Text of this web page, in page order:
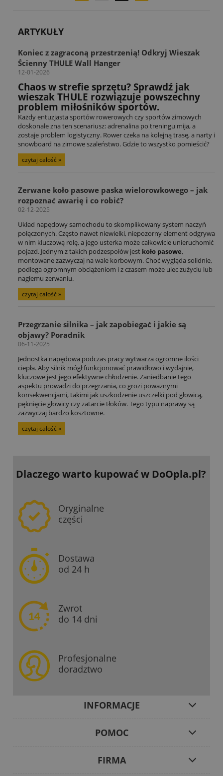
ARTYKUŁY
Koniec z zagraconą przestrzenią! Odkryj Wieszak
Ścienny THULE Wall Hanger
12-01-2026
Chaos w strefie sprzętu? Sprawdź jak
wieszak THULE rozwiązuje powszechny
problem miłośników sportów.
Każdy entuzjasta sportów rowerowych czy sportów zimowych
doskonale zna ten scenariusz: adrenalina po treningu mija, a
zostaje problem logistyczny. Rower czeka na kolejną trasę, a narty i
snowboard na zimowe szaleństwo. Gdzie to wszystko pomieścić?
czytaj całość »
Zerwane koło pasowe paska wielorowkowego – jak
rozpoznać awarię i co robić?
02-12-2025
Układ napędowy samochodu to skomplikowany system naczyń
połączonych. Często nawet niewielki, niepozorny element odgrywa
w nim kluczową rolę, a jego usterka może całkowicie unieruchomić
pojazd. Jednym z takich podzespołów jest koło pasowe,
montowane zazwyczaj na wale korbowym. Choć wygląda solidnie,
podlega ogromnym obciążeniom i z czasem może ulec zużyciu lub
nagłemu zerwaniu.
czytaj całość »
Przegrzanie silnika – jak zapobiegać i jakie są
objawy? Poradnik
06-11-2025
Jednostka napędowa podczas pracy wytwarza ogromne ilości
ciepła. Aby silnik mógł funkcjonować prawidłowo i wydajnie,
kluczowe jest jego efektywne chłodzenie. Zaniedbanie tego
aspektu prowadzi do przegrzania, co grozi poważnymi
konsekwencjami, takimi jak uszkodzenie uszczelki pod głowicą,
pęknięcie głowicy czy zatarcie tłoków. Tego typu naprawy są
zazwyczaj bardzo kosztowne.
czytaj całość »
Dlaczego warto kupowaćw DoOpla.pl?
Oryginalne
części
Dostawa
od 24 h
Zwrot
do 14 dni
Profesjonalne
doradztwo
INFORMACJE
POMOC
FIRMA